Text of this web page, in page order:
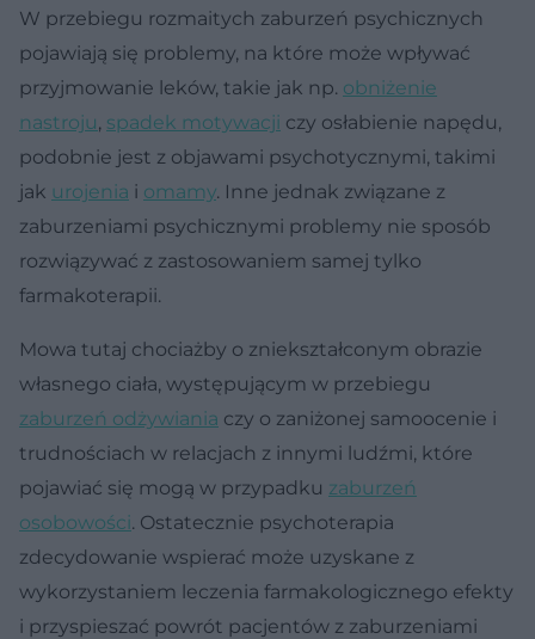
W przebiegu rozmaitych zaburzeń psychicznych
pojawiają się problemy, na które może wpływać
przyjmowanie leków, takie jak np. obniżenie
nastroju, spadek motywacji czy osłabienie napędu,
podobnie jest z objawami psychotycznymi, takimi
jak urojenia i omamy. Inne jednak związane z
zaburzeniami psychicznymi problemy nie sposób
rozwiązywać z zastosowaniem samej tylko
farmakoterapii.
Mowa tutaj chociażby o zniekształconym obrazie
własnego ciała, występującym w przebiegu
zaburzeń odżywiania czy o zaniżonej samoocenie i
trudnościach w relacjach z innymi ludźmi, które
pojawiać się mogą w przypadku zaburzeń
osobowości. Ostatecznie psychoterapia
zdecydowanie wspierać może uzyskane z
wykorzystaniem leczenia farmakologicznego efekty
i przyspieszać powrót pacjentów z zaburzeniami